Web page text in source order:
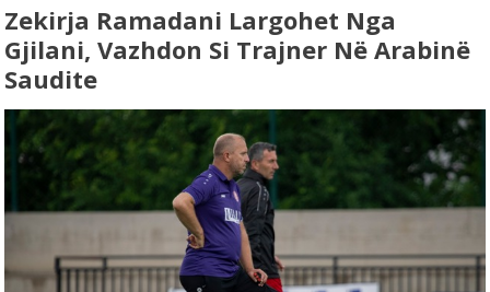
Zekirja Ramadani Largohet Nga
Gjilani, Vazhdon Si Trajner Në Arabinë
Saudite